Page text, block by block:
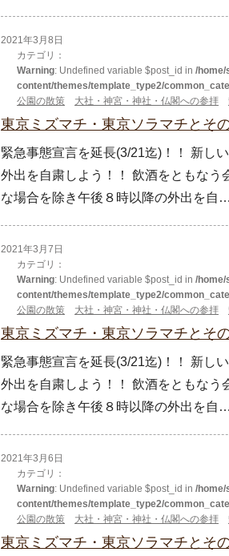
2021年3月8日
カテゴリ：
Warning: Undefined variable $post_id in /
content/themes/template_type2/
公園の散策
大社・神宮・神社・仏閣への参拝
東京ミズマチ・東京ソラマチとそ
緊急事態宣言を延長(3/21迄)！！ 新し
外出を自粛しよう！！ 飲酒をともな
な場合を除き午後８時以降の外出を自…
2021年3月7日
カテゴリ：
Warning: Undefined variable $post_id in /
content/themes/template_type2/
公園の散策
大社・神宮・神社・仏閣への参拝
東京ミズマチ・東京ソラマチとそ
緊急事態宣言を延長(3/21迄)！！ 新し
外出を自粛しよう！！ 飲酒をともな
な場合を除き午後８時以降の外出を自…
2021年3月6日
カテゴリ：
Warning: Undefined variable $post_id in /
content/themes/template_type2/
公園の散策
大社・神宮・神社・仏閣への参拝
東京ミズマチ・東京ソラマチとそ